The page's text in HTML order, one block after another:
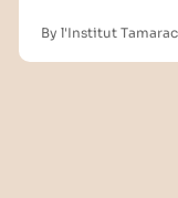
By l'Institut